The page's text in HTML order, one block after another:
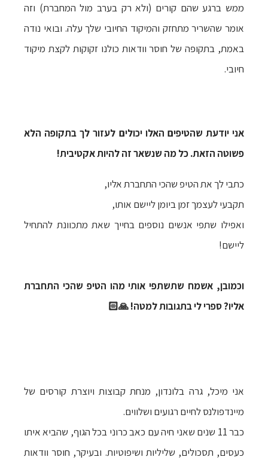
ממש ברגע שהם קורים (ולא רק בערב מול המחברת) וזה
אומר שהשריר מתחזק והמיקוד החיובי שלך עלה. ובואי נודה
באמת, בתקופה של חוסר וודאות כולנו זקוקות לקצת מיקוד
חיובי.
אני יודעת שהטיפים האלו יכולים לעזור לך בתקופה הלא
פשוטה הזאת. כל מה שנשאר זה להיות אקטיבית!
כתבי לך את הטיפ שהכי התחברת אליו,
תקבעי לעצמך זמן ביומן ליישם אותו,
ואפילו שתפי אנשים נוספים בחייך שאת מתכוונת להתחיל
ליישם!
וכמובן, אשמח שתשתפי אותי מהו הטיפ שהכי התחברת
אליו? ספרי לי בתגובות למטה! 🙏🏻
אני מיכל, גרה בלונדון, מנחת קבוצות ויוצרת קורסים של
מיינדפולנס לחיים רגועים ושלווים.
כבר 11 שנים שאני חיה עם כאב כרוני בכל הגוף, שהביא איתו
כעסים, תסכולים, שליליות ושיפוטיות. ובעיקר, חוסר וודאות